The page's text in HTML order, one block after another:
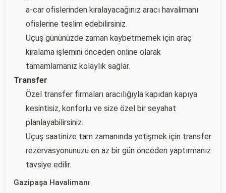
a-car ofislerinden kiralayacağınız aracı havalimanı
ofislerine teslim edebilirsiniz.
Uçuş gününüzde zaman kaybetmemek için araç
kiralama işlemini önceden online olarak
tamamlamanız kolaylık sağlar.
Transfer
Özel transfer firmaları aracılığıyla kapıdan kapıya
kesintisiz, konforlu ve size özel bir seyahat
planlayabilirsiniz.
Uçuş saatinize tam zamanında yetişmek için transfer
rezervasyonunuzu en az bir gün önceden yaptırmanız
tavsiye edilir.
Gazipaşa Havalimanı